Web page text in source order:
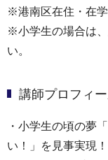
※港南区在住・在
※小学生の場合は
い。
講師プロフィ
・小学生の頃の夢
い！」を見事実現！